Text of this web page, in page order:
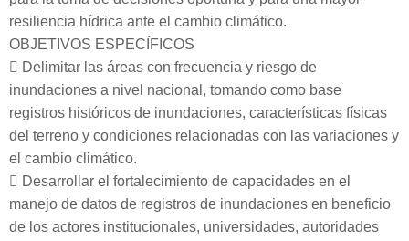
resiliencia hídrica ante el cambio climático.
OBJETIVOS ESPECÍFICOS
 Delimitar las áreas con frecuencia y riesgo de
inundaciones a nivel nacional, tomando como base
registros históricos de inundaciones, características físicas
del terreno y condiciones relacionadas con las variaciones y
el cambio climático.
 Desarrollar el fortalecimiento de capacidades en el
manejo de datos de registros de inundaciones en beneficio
de los actores institucionales, universidades, autoridades